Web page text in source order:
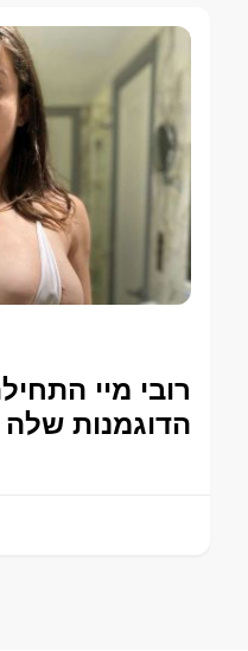
רובי מיי
הדוגמנות